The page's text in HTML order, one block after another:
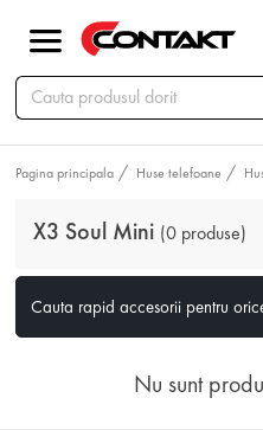
Pagina principala Huse telefoane
X3 Soul Mini (0 produse)
Cauta rapid accesorii pentru
Nu sunt